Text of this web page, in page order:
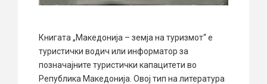
Книгата „Македонија – земја на туризмот“ е
туристички водич или информатор за
позначајните туристички капацитети во
Република Македонија. Овој тип на литература